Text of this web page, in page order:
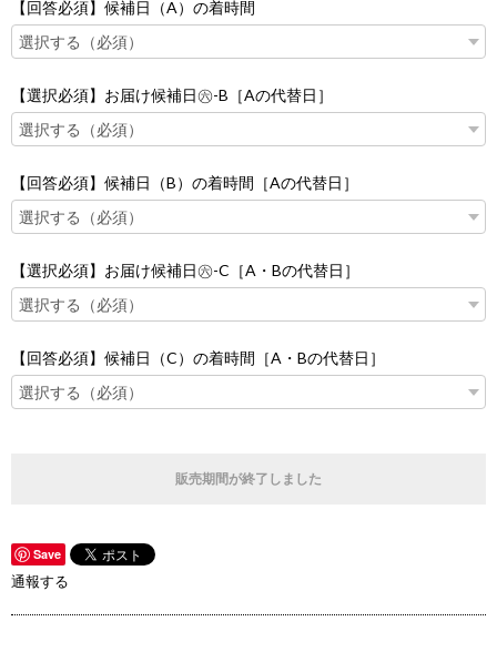
【回答必須】候補日（A）の着時間
【選択必須】お届け候補日㊅-B［Aの代替日］
【回答必須】候補日（B）の着時間［Aの代替日］
【選択必須】お届け候補日㊅-C［A・Bの代替日］
【回答必須】候補日（C）の着時間［A・Bの代替日］
販売期間が終了しました
Save
通報する